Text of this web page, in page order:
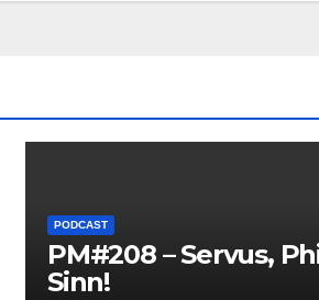
PODCAST
PM#208 – Servus,
Sinn!